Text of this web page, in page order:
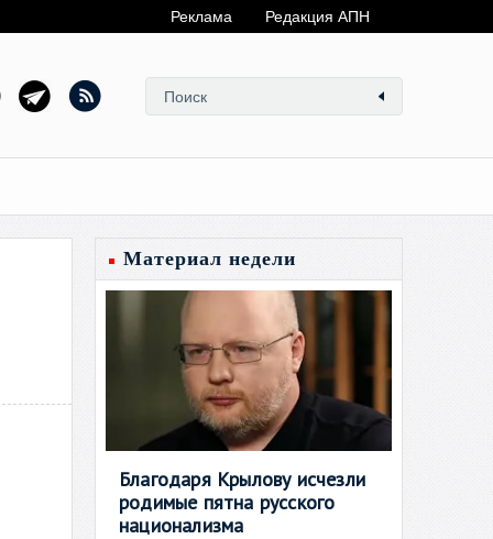
Реклама Редакция АПН
Материал недели
Благодаря Крылову исчезли
родимые пятна русского
национализма